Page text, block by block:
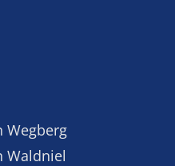
Wegberg
Waldniel